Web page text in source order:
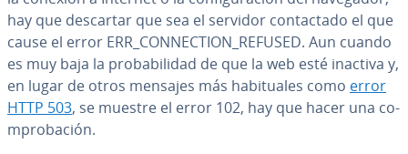
hay que descartar que sea el servidor co­n­ta­c­ta­do el que
cause el error ERR_CO­N­NE­C­TION_REFUSED. Aun cuando
es muy baja la pro­ba­bi­li­dad de que la web esté inactiva y,
en lugar de otros mensajes más ha­bi­tua­les como error
HTTP 503, se muestre el error 102, hay que hacer una co­
m­pro­ba­ción.